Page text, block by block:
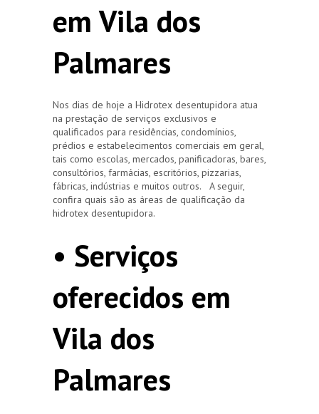
em Vila dos
Palmares
Nos dias de hoje a Hidrotex desentupidora atua
na prestação de serviços exclusivos e
qualificados para residências, condomínios,
prédios e estabelecimentos comerciais em geral,
tais como escolas, mercados, panificadoras, bares,
consultórios, farmácias, escritórios, pizzarias,
fábricas, indústrias e muitos outros. A seguir,
confira quais são as áreas de qualificação da
hidrotex desentupidora.
• Serviços
oferecidos em
Vila dos
Palmares